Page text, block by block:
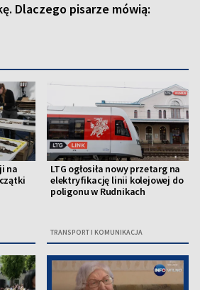
Dlaczego pisarze mówią:
na
LTG ogłosiła nowy przetarg na
elektryfikację linii kolejowej do
poligonu w Rudnikach
TRANSPORT I KOMUNIKACJA